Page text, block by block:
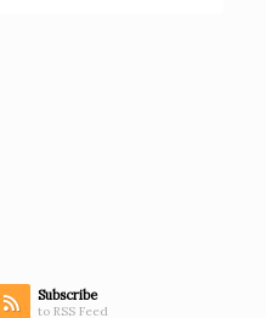
Subscribe
to RSS Feed